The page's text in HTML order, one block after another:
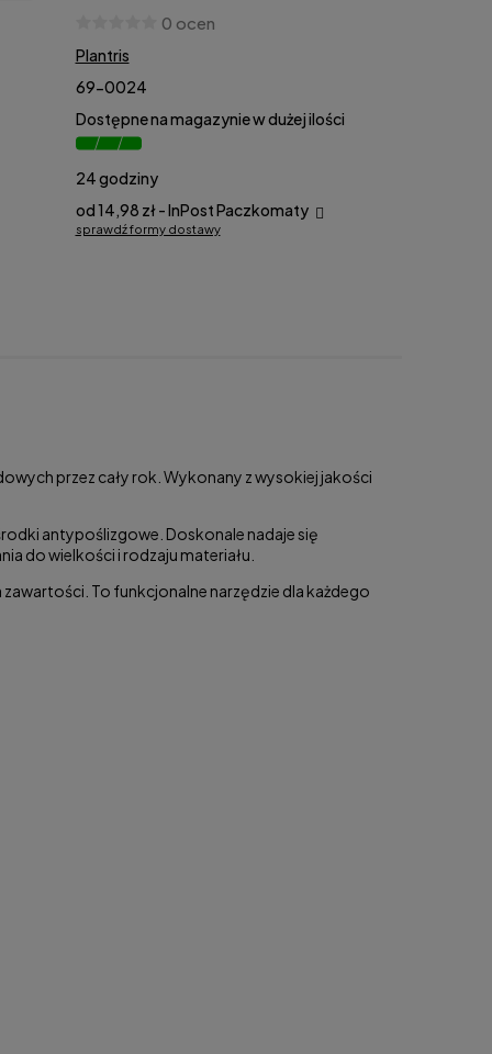
0 ocen
Plantris
69-0024
Dostępne na magazynie w dużej ilości
24 godziny
od 14,98 zł- InPost Paczkomaty
sprawdź formy dostawy
przez cały rok. Wykonany z wysokiej jakości
antypoślizgowe. Doskonale nadaje się
do wielkości i rodzaju materiału.
To funkcjonalne narzędzie dla każdego